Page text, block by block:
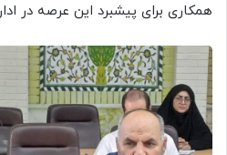
همکاری برای پیشبرد این عرصه در